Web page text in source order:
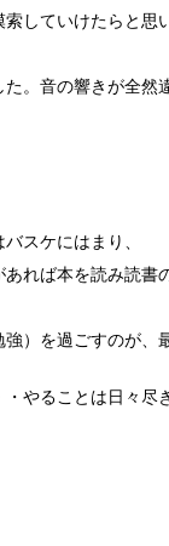
していけたらと思
。音の響きが全
スケにはまり、
れば本を読み読書
）を過ごすのが、
やることは日々尽